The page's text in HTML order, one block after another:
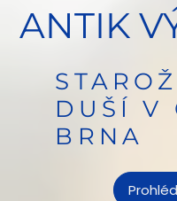
ANTIK
DUŠÍ V
BRNA